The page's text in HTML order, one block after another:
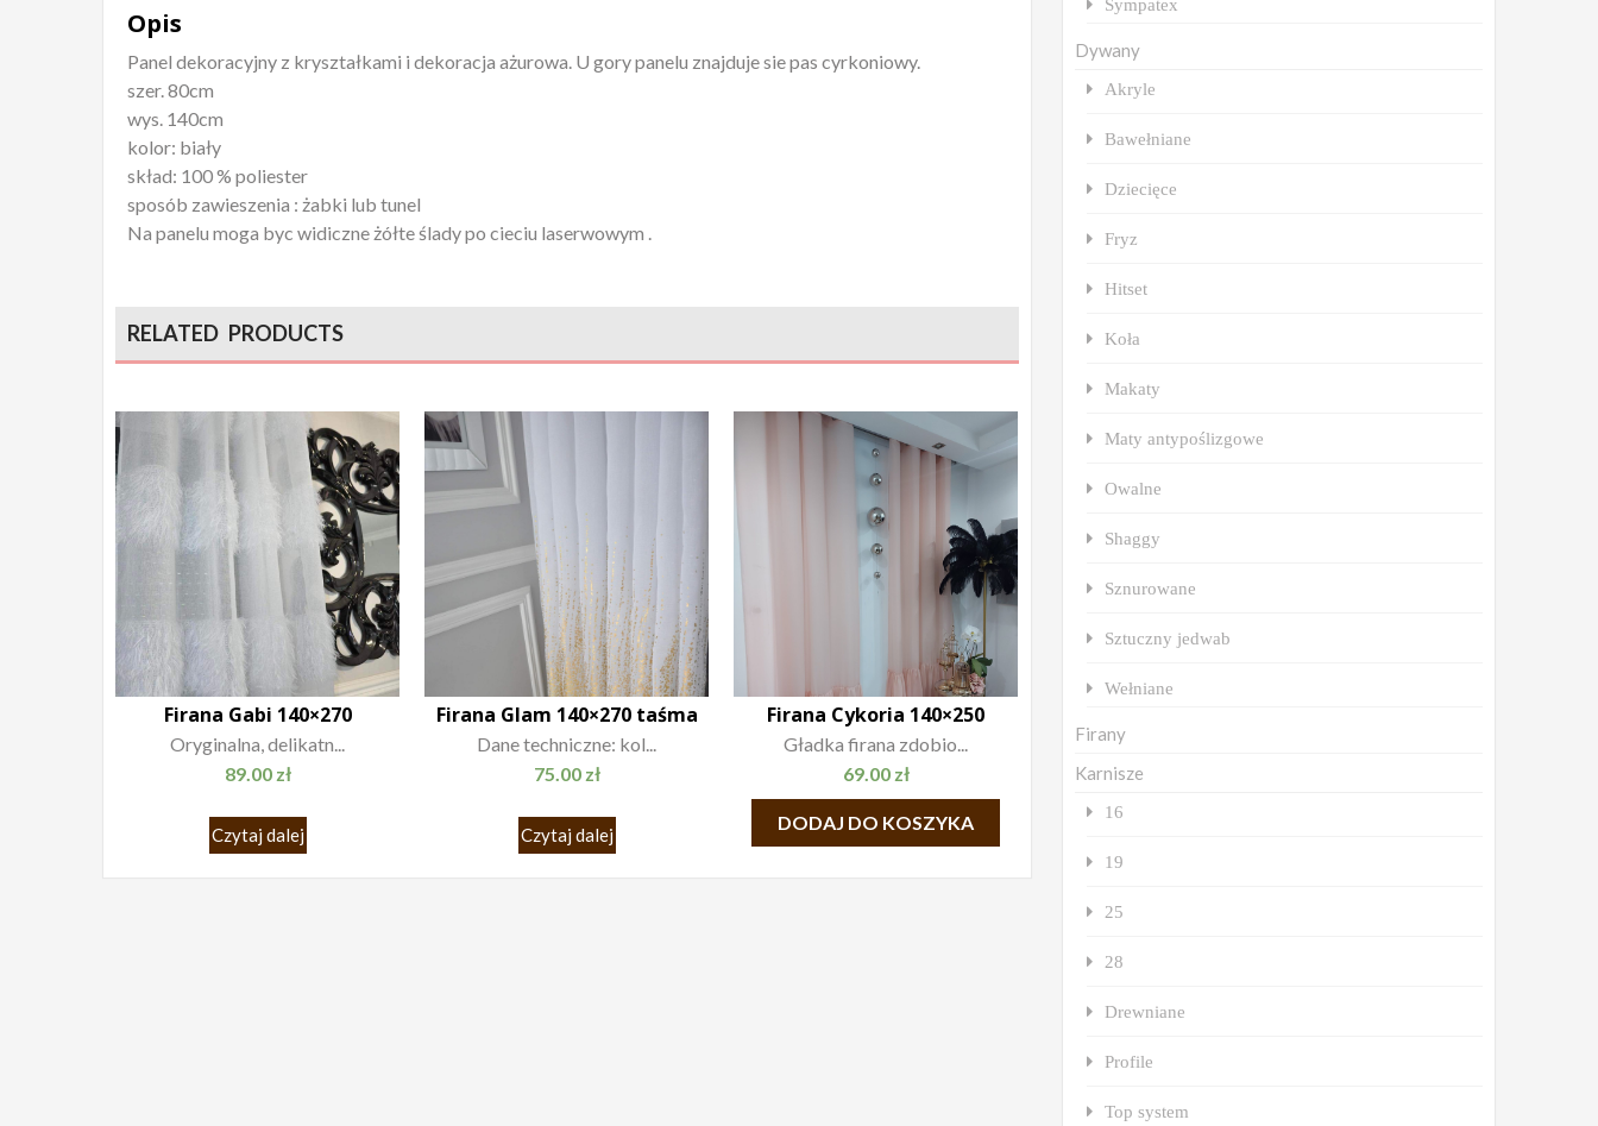
Opis
Panel dekoracyjny z kryształkami i dekoracja ażurowa. U gory panelu znajduje sie pas cyrkoniowy.
szer. 80cm
wys. 140cm
kolor: biały
skład: 100 % poliester
sposób zawieszenia : żabki lub tunel
Na panelu moga byc widiczne żółte ślady po cieciu laserwowym .
RELATED PRODUCTS
Firana Gabi 140×270
Oryginalna, delikatn...
89.00 zł
Czytaj dalej
Firana Glam 140×270 taśma
Dane techniczne: kol...
75.00 zł
Czytaj dalej
Firana Cykoria 140×250
Gładka firana zdobio...
69.00 zł
DODAJ DO KOSZYKA
Sympatex
Dywany
Akryle
Bawełniane
Dziecięce
Fryz
Hitset
Koła
Makaty
Maty antypoślizgowe
Owalne
Shaggy
Sznurowane
Sztuczny jedwab
Wełniane
Firany
Karnisze
16
19
25
28
Drewniane
Profile
Top system